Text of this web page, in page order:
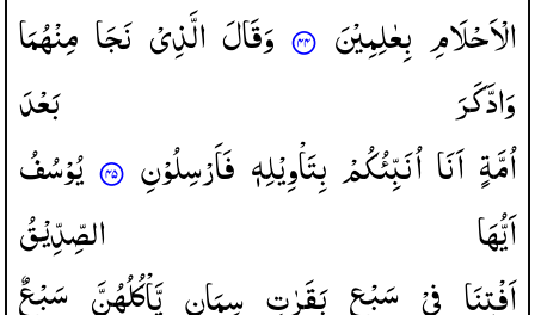
الْاَحْلَامِ بِعٰلِمِیْنَ وَقَالَ الَّذِیْ نَجَا مِنْهُمَا
وَادَّكَرَ
بَعْدَ
اُمَّةٍ اَنَا اُنَبِّئُكُمْ بِتَاْوِیْلِهٖ فَاَرْسِلُوْنِ
یُوْسُفُ
اَیُّهَا
الصِّدِّیْقُ
اَفْتِنَا فِیْ سَبْعِ بَقَرٰتٍ سِمَانٍ یَّاْكُلُهُنَّ سَبْعٌ